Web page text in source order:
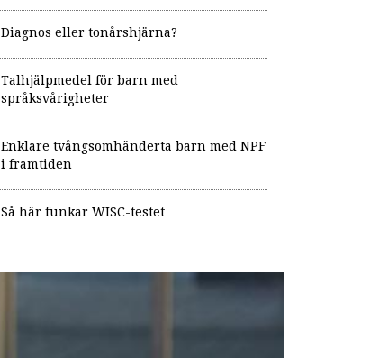
Diagnos eller tonårshjärna?
Talhjälpmedel för barn med
språksvårigheter
Enklare tvångsomhänderta barn med NPF
i framtiden
Så här funkar WISC-testet